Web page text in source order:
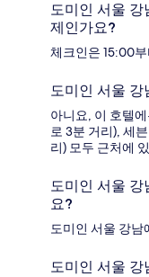
도미인 서울 강
제인가요?
체크인은 15:00
도미인 서울 강
아니요, 이 호텔
로 3분 거리), 세
리) 모두 근처에
도미인 서울
요?
도미인 서울 강남
도미인 서울 강